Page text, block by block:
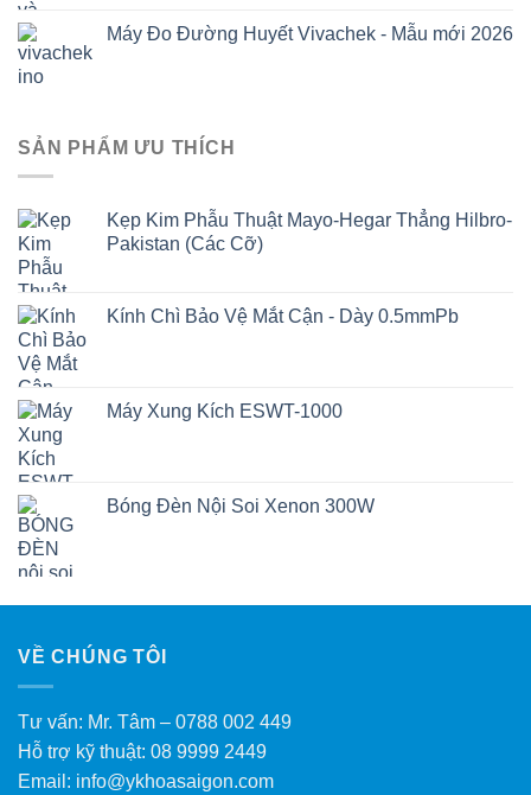
Máy Đo Đường Huyết Vivachek - Mẫu mới 2026
SẢN PHẨM ƯU THÍCH
Kẹp Kim Phẫu Thuật Mayo-Hegar Thẳng Hilbro-
Pakistan (Các Cỡ)
Kính Chì Bảo Vệ Mắt Cận - Dày 0.5mmPb
Máy Xung Kích ESWT-1000
Bóng Đèn Nội Soi Xenon 300W
VỀ CHÚNG TÔI
Tư vấn: Mr. Tâm – 0788 002 449
Hỗ trợ kỹ thuật: 08 9999 2449
Email: info@ykhoasaigon.com